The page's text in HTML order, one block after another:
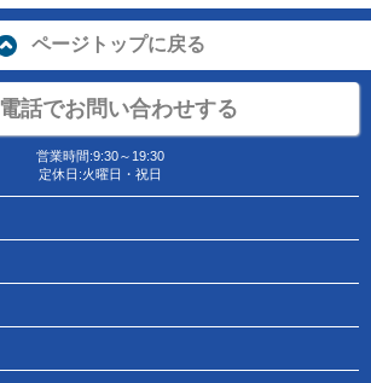
ページトップに戻る
電話でお問い合わせする
営業時間:9:30～19:30
定休日:火曜日・祝日